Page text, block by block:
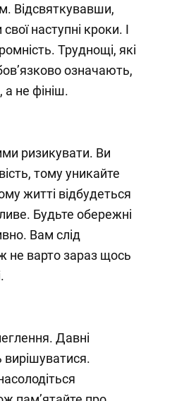
Відсвяткувавши,
наступні кроки. І
Труднощі, які
означають,
не фініш.
ризикувати. Ви
тому уникайте
житті відбудеться
Будьте обережні
Вам слід
не варто зараз щось
Давні